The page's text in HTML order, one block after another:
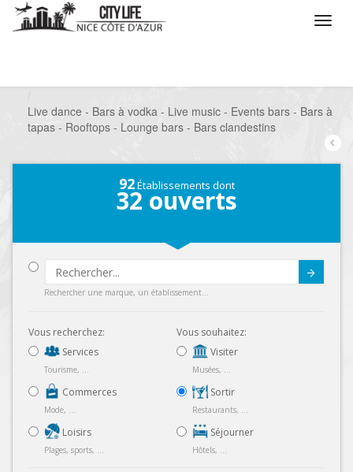
Live dance - Bars à vodka - Live music - Events bars - Bars à
tapas - Rooftops - Lounge bars - Bars clandestins
92Établissements dont
32 ouverts
Rechercher une marque, un établissement...
Vous recherchez:
Services
Tourisme, ...
Commerces
Mode, ...
Loisirs
Plages, sports, ...
Vous souhaitez:
Visiter
Musées, ...
Sortir
Restaurants, ...
Séjourner
Hôtels, ...